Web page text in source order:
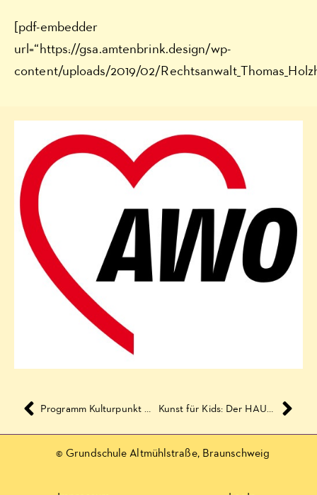
[pdf-embedder
url=“https://gsa.amtenbrink.design/wp-
content/uploads/2019/02/
© Grundschule Altmühlstraße, Braunschweig